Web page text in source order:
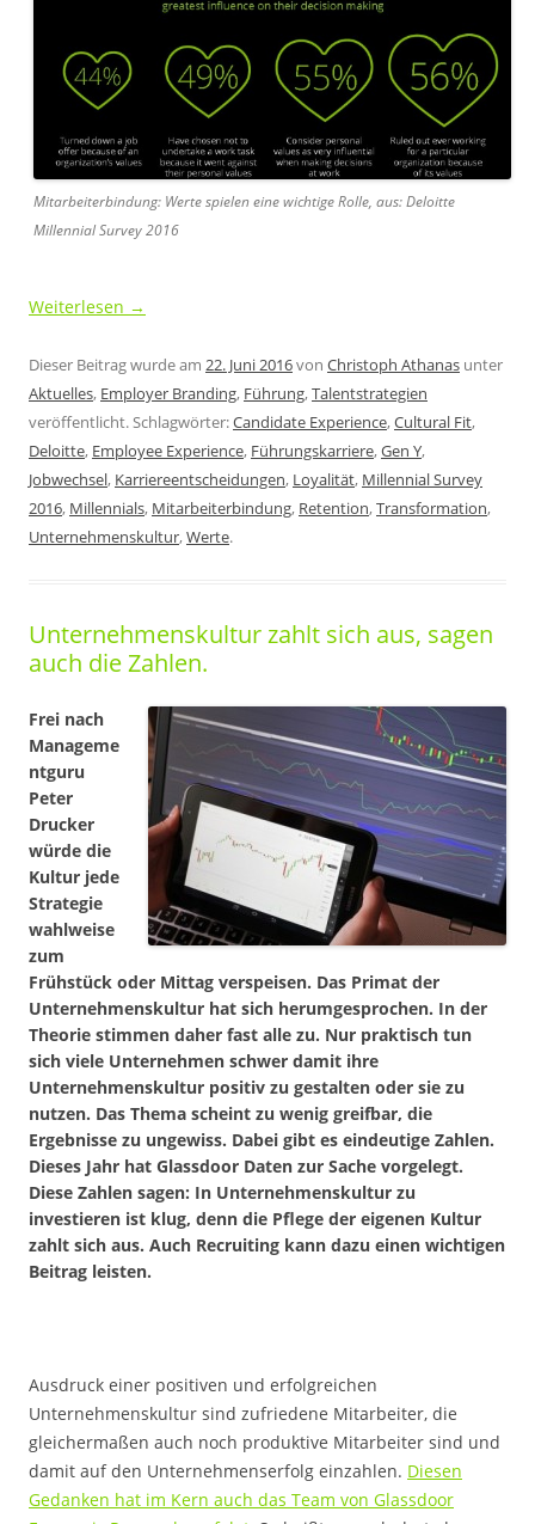
Mitarbeiterbindung: Werte spielen eine wichtige Rolle, aus: Deloitte
Millennial Survey 2016
Weiterlesen →
Dieser Beitrag wurde am 22. Juni 2016von Christoph Athanas unter
Aktuelles, Employer Branding, Führung,Talentstrategien
veröffentlicht. Schlagwörter:Candidate Experience,Cultural Fit,
Deloitte, Employee Experience, Führungskarriere,Gen Y,
Jobwechsel, Karriereentscheidungen, Loyalität, Millennial Survey
2016, Millennials, Mitarbeiterbindung, Retention,Transformation,
Unternehmenskultur,Werte.
Unternehmenskultur zahlt sich aus, sagen
auch die Zahlen.
Frei nach
Manageme
ntguru
Peter
Drucker
würde die
Kultur jede
Strategie
wahlweise
zum
Frühstück oder Mittag verspeisen. Das Primat der
Unternehmenskultur hat sich herumgesprochen. In der
Theorie stimmen daher fast alle zu. Nur praktisch tun
sich viele Unternehmen schwer damit ihre
Unternehmenskultur positiv zu gestalten oder sie zu
nutzen. Das Thema scheint zu wenig greifbar, die
Ergebnisse zu ungewiss. Dabei gibt es eindeutige Zahlen.
Dieses Jahr hat Glassdoor Daten zur Sache vorgelegt.
Diese Zahlen sagen: In Unternehmenskultur zu
investieren ist klug, denn die Pflege der eigenen Kultur
zahlt sich aus. Auch Recruiting kann dazu einen wichtigen
Beitrag leisten.
Ausdruck einer positiven und erfolgreichen
Unternehmenskultur sind zufriedene Mitarbeiter, die
gleichermaßen auch noch produktive Mitarbeiter sind und
damit auf den Unternehmenserfolg einzahlen. Diesen
Gedanken hat im Kern auch das Team von Glassdoor